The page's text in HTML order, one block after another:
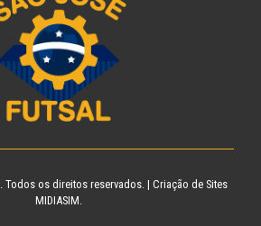
. Todos os direitos reservados. | Criação de Sites
MIDIASIM.